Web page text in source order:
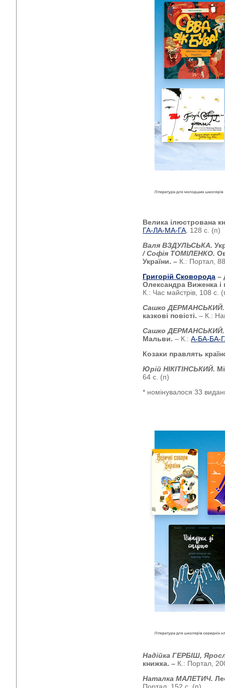
Велика ілюстрована
ГА-ЛА-МА-ГА , 128 с. (п)
Валя ВЗДУЛЬСЬКА.
/ Софія ТОМІЛЕНКО.
України. – К.: Портал,
Григорій Сковорода –
Олександра Виженка
К.: Час майстрів, 108 с.
Сашко
казкові повісті. – К.:
Сашко
Мальви. – К.: А-БА-БА-
Козаки правлять
Юрій НІКІТІНСЬКИЙ.
64 с. (п)
* номінувалося 33
Надійка ГЕРБІШ,
книжка. – К.: Портал,
Наталка МАЛЕТИЧ.